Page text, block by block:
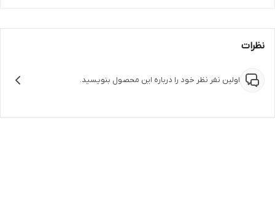
نظرات
اولین نفر نظر خود را درباره این محصول بنویسید.